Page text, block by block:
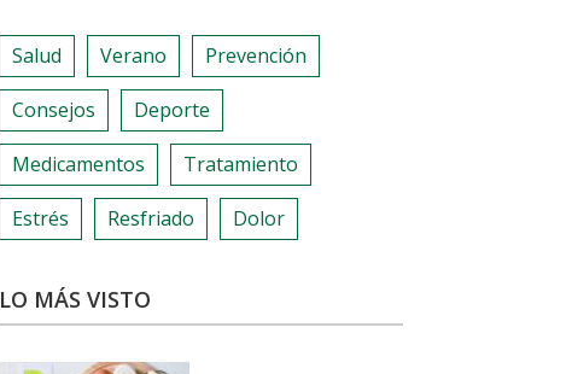
Salud Verano Prevención
Consejos Deporte
Medicamentos Tratamiento
Estrés Resfriado Dolor
LO MÁS VISTO